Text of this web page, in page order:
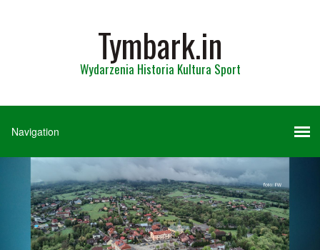
Tymbark.in
Wydarzenia Historia Kultura Sport